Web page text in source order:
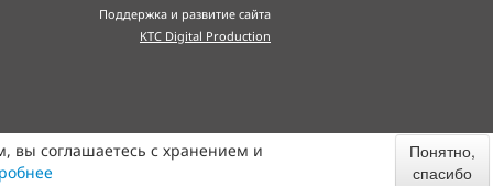
Поддержка и развитие сайта
KTC Digital Production
вы соглашаетесь с хранением и
Понятно,
спасибо